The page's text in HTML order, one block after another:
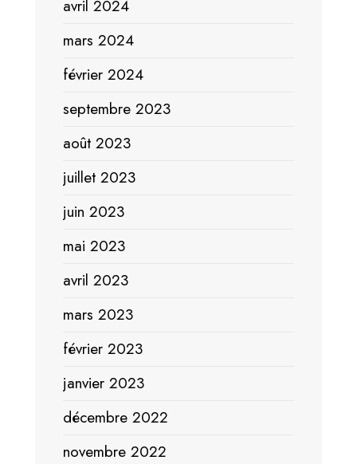
avril 2024
mars 2024
février 2024
septembre 2023
août 2023
juillet 2023
juin 2023
mai 2023
avril 2023
mars 2023
février 2023
janvier 2023
décembre 2022
novembre 2022